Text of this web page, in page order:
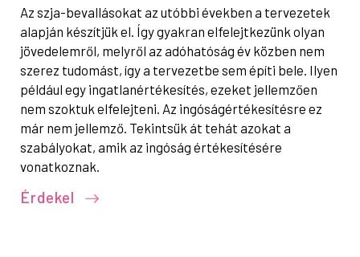
Az szja-bevallásokat az utóbbi években a tervezetek
alapján készítjük el. Így gyakran elfelejtkezünk olyan
jövedelemről, melyről az adóhatóság év közben nem
szerez tudomást, így a tervezetbe sem építi bele. Ilyen
például egy ingatlanértékesítés, ezeket jellemzően
nem szoktuk elfelejteni. Az ingóságértékesítésre ez
már nem jellemző. Tekintsük át tehát azokat a
szabályokat, amik az ingóság értékesítésére
vonatkoznak.
Érdekel